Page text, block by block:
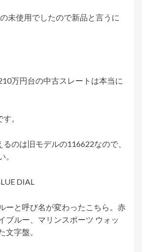
未使用でしたので新品と言うに
万円台の中古スレートは本当に
。
のは旧モデルの116622なので、
。
DIAL
ーと呼び名が変わったこちら。赤
ブルー、マリンスポーツ ウォッ
文字盤。